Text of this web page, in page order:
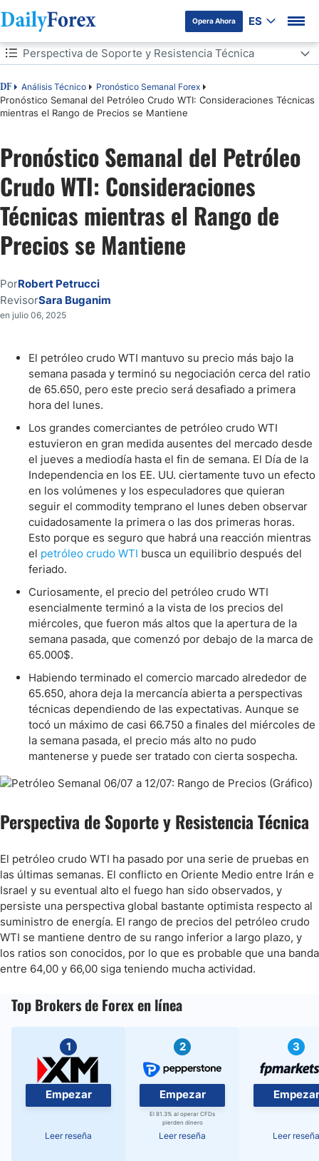
Opera Ahora ES
Tabla de contenidos
DF Análisis Técnico Pronóstico Semanal Forex
Pronóstico Semanal del Petróleo Crudo WTI: Consideraciones Técnicas
mientras el Rango de Precios se Mantiene
Perspectiva de Soporte y Resistencia Técnica
Perspectiva de Soporte y Resistencia Técnica
Política Calmada y Precios de Energía Tranquilos
Perspectivas Semanales del Petróleo Crudo WTI:
Pronóstico Semanal del Petróleo
Crudo WTI: Consideraciones
Técnicas mientras el Rango de
Precios se Mantiene
PorRobert Petrucci
RevisorSara Buganim
en julio 06, 2025
El petróleo crudo WTI mantuvo su precio más bajo la
semana pasada y terminó su negociación cerca del ratio
de 65.650, pero este precio será desafiado a primera
hora del lunes.
Los grandes comerciantes de petróleo crudo WTI
estuvieron en gran medida ausentes del mercado desde
el jueves a mediodía hasta el fin de semana. El Día de la
Independencia en los EE. UU. ciertamente tuvo un efecto
en los volúmenes y los especuladores que quieran
seguir el commodity temprano el lunes deben observar
cuidadosamente la primera o las dos primeras horas.
Esto porque es seguro que habrá una reacción mientras
el petróleo crudo WTI busca un equilibrio después del
feriado.
Curiosamente, el precio del petróleo crudo WTI
esencialmente terminó a la vista de los precios del
miércoles, que fueron más altos que la apertura de la
semana pasada, que comenzó por debajo de la marca de
65.000$.
Habiendo terminado el comercio marcado alrededor de
65.650, ahora deja la mercancía abierta a perspectivas
técnicas dependiendo de las expectativas. Aunque se
tocó un máximo de casi 66.750 a finales del miércoles de
la semana pasada, el precio más alto no pudo
mantenerse y puede ser tratado con cierta sospecha.
Perspectiva de Soporte y Resistencia Técnica
El petróleo crudo WTI ha pasado por una serie de pruebas en
las últimas semanas. El conflicto en Oriente Medio entre Irán e
Israel y su eventual alto el fuego han sido observados, y
persiste una perspectiva global bastante optimista respecto al
suministro de energía. El rango de precios del petróleo crudo
WTI se mantiene dentro de su rango inferior a largo plazo, y
los ratios son conocidos, por lo que es probable que una banda
entre 64,00 y 66,00 siga teniendo mucha actividad.
Top Brokers de Forex en línea
1
Empezar
Leer reseña
2
Empezar
El 81.3% al operar CFDs
pierden dinero
Leer reseña
3
Empezar
Leer reseña